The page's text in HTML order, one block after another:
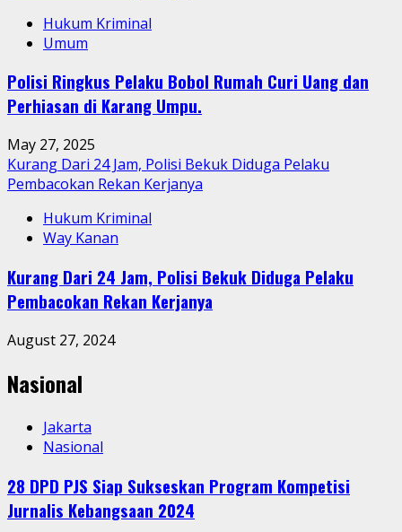
Hukum Kriminal
Umum
Polisi Ringkus Pelaku Bobol Rumah Curi Uang dan
Perhiasan di Karang Umpu.
May 27, 2025
Kurang Dari 24 Jam, Polisi Bekuk Diduga Pelaku
Pembacokan Rekan Kerjanya
Hukum Kriminal
Way Kanan
Kurang Dari 24 Jam, Polisi Bekuk Diduga Pelaku
Pembacokan Rekan Kerjanya
August 27, 2024
Nasional
Jakarta
Nasional
28 DPD PJS Siap Sukseskan Program Kompetisi
Jurnalis Kebangsaan 2024